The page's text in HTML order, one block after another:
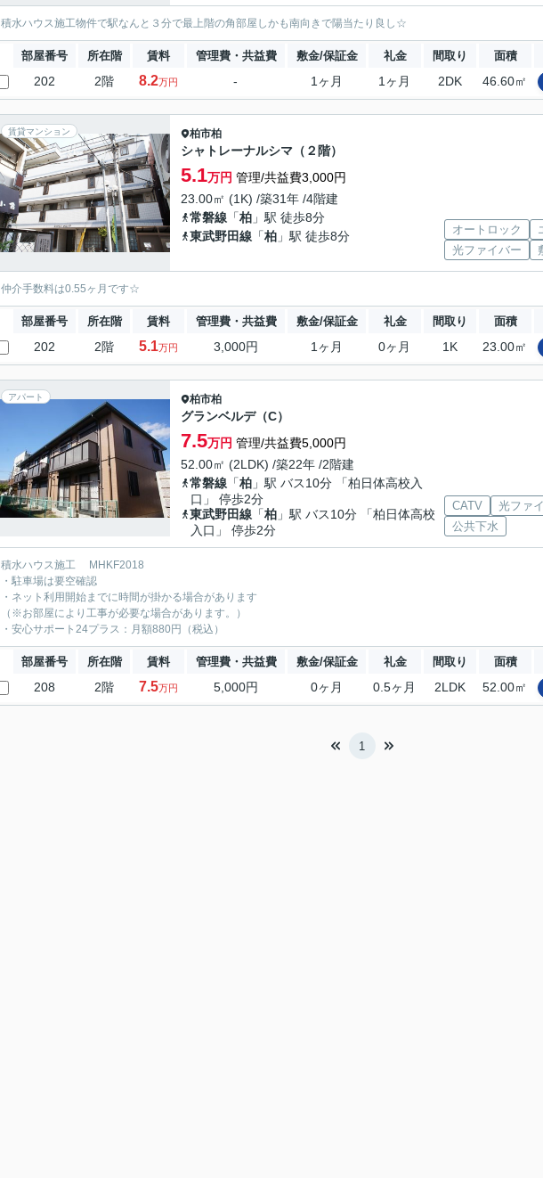
積水ハウス施工物件で駅なんと３分で最上階の角部屋しかも南向きで陽当たり良し☆
部屋番号 所在階 賃料 管理費・共益費 敷金/保証金 礼金 間取り 面積
202 2階 8.2万円 - 1ヶ月 1ヶ月 2DK 46.60㎡
賃貸マンション 柏市柏
シャトレーナルシマ（２階）
5.1万円 管理/共益費3,000円
23.00㎡ (1K) /築31年 /4階建
常磐線 「柏 」駅 徒歩8分
東武野田線 「柏 」駅 徒歩8分 オートロック
光ファイバー
仲介手数料は0.55ヶ月です☆
部屋番号 所在階 賃料 管理費・共益費 敷金/保証金 礼金 間取り 面積
202 2階 5.1万円 3,000円 1ヶ月 0ヶ月 1K 23.00㎡
アパート 柏市柏
グランベルデ（C）
7.5万円 管理/共益費5,000円
52.00㎡ (2LDK) /築22年 /2階建
常磐線 「柏 」駅 バス10分 「柏日体高校入
口」 停歩2分
東武野田線 「柏 」駅 バス10分 「柏日体高校
入口」 停歩2分
CATV 光ファ
公共下水
積水ハウス施工 MHKF2018
・駐車場は要空確認
・ネット利用開始までに時間が掛かる場合があります
（※お部屋により工事が必要な場合があります。）
・安心サポート24プラス：月額880円（税込）
部屋番号 所在階 賃料 管理費・共益費 敷金/保証金 礼金 間取り 面積
208 2階 7.5万円 5,000円 0ヶ月 0.5ヶ月 2LDK 52.00㎡
1